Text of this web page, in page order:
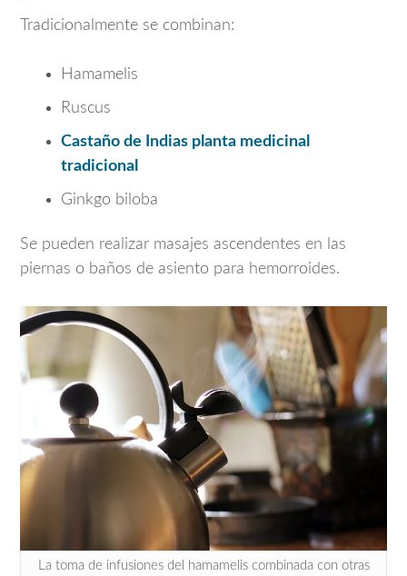
Tradicionalmente se combinan:
Hamamelis
Ruscus
Castaño de Indias planta medicinal
tradicional
Ginkgo biloba
Se pueden realizar masajes ascendentes en las
piernas o baños de asiento para hemorroides.
La toma de infusiones del hamamelis combinada con otras